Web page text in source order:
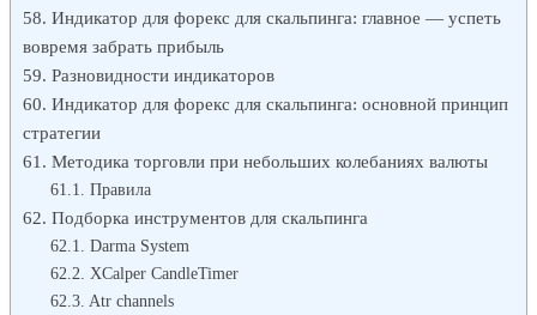
Индикатор для форекс для скальпинга: главное — успеть
вовремя забрать прибыль
Разновидности индикаторов
Индикатор для форекс для скальпинга: основной принцип
стратегии
Методика торговли при небольших колебаниях валюты
Правила
Подборка инструментов для скальпинга
Darma System
XCalper CandleTimer
Atr channels